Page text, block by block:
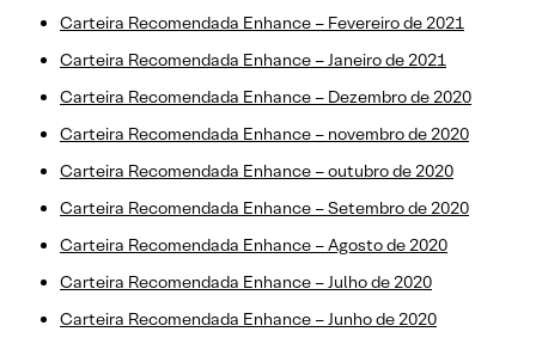
Carteira Recomendada Enhance – Fevereiro de 2021
Carteira Recomendada Enhance – Janeiro de 2021
Carteira Recomendada Enhance – Dezembro de 2020
Carteira Recomendada Enhance – novembro de 2020
Carteira Recomendada Enhance – outubro de 2020
Carteira Recomendada Enhance – Setembro de 2020
Carteira Recomendada Enhance – Agosto de 2020
Carteira Recomendada Enhance – Julho de 2020
Carteira Recomendada Enhance – Junho de 2020